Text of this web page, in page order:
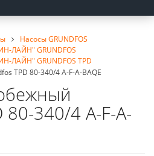
Насосы GRUNDFOS
ЛАЙН" GRUNDFOS
GRUNDFOS TPD
TPD 80-340/4 A-F-A-BAQE
80-340/4 A-F-A-